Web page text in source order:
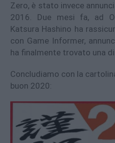
Zero, è stato invece
2016. Due mesi fa, ad
Katsura Hashino ha
con Game Informer,
ha finalmente trovato una
Concludiamo con la
buon 2020: